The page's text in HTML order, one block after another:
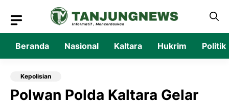
isi
Beranda Nasional Kaltara Hukrim Politik
Kepolisian
Polwan Polda Kaltara Gelar